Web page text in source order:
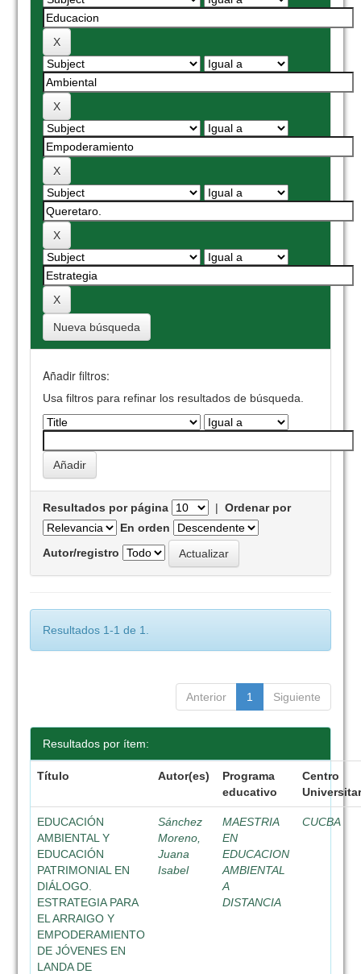
Nueva búsqueda
Añadir filtros:
Usa filtros para refinar los resultados de búsqueda.
Resultados por página |Ordenar por
En orden
Autor/registro
Resultados 1-1 de 1.
Anterior 1 Siguiente
Resultados por ítem:
Título Autor(es)
Programa
educativo
Centro
EDUCACIÓN
AMBIENTAL Y
EDUCACIÓN
PATRIMONIAL EN
DIÁLOGO.
ESTRATEGIA PARA
EL ARRAIGO Y
EMPODERAMIENTO
DE JÓVENES EN
LANDA DE
Sánchez
Moreno,
Juana
Isabel
MAESTRIA
EN
EDUCACION
AMBIENTAL
A
DISTANCIA
CUCBA